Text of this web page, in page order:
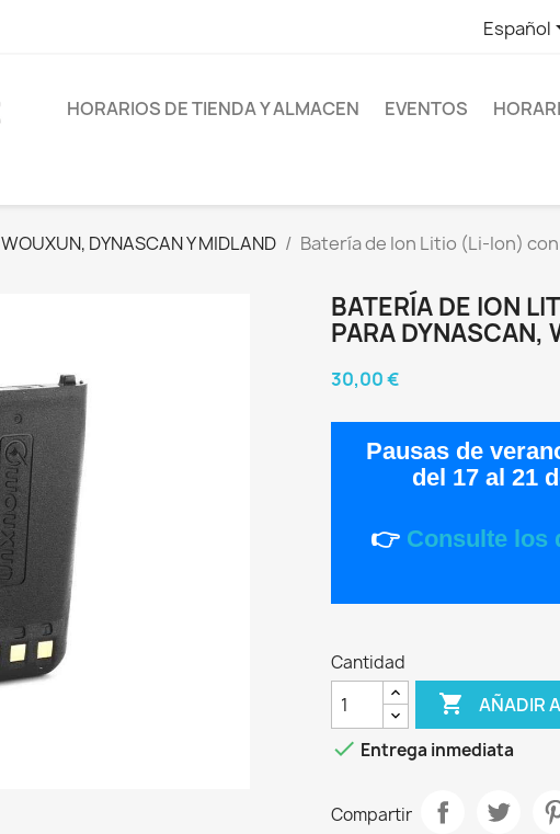
Español
HORARIOS DE TIENDA Y ALMACEN EVENTOS
WOUXUN, DYNASCAN Y MIDLAND
Batería de Ion Litio (Li-Ion)
BATERÍA DE ION
PARA DYNASCAN,
30,00 €
Pausas de
del 17 al 21
👉 Consulte los
Cantidad
 AÑADIR
 Entrega inmediata
Compartir